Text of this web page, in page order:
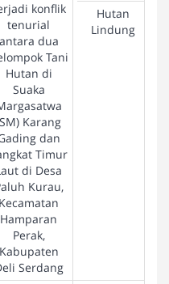
konflik
tenurial
antara dua
Tani
Hutan di
Suaka
Karang
dan
Timur
di Desa
Kurau,
Kecamatan
Hamparan
Perak,
Kabupaten
Serdang
Hutan
Lindung